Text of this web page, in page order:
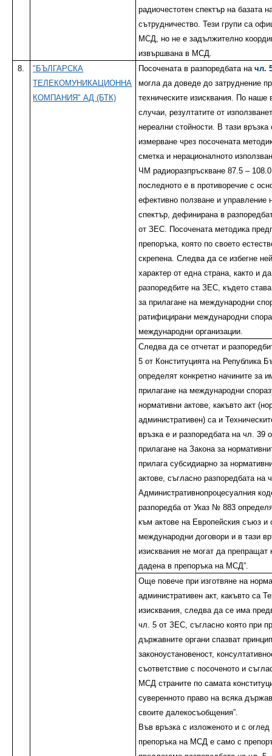
радиочестотен спектър на базата
сътрудничество. Тези групи са
МСД, но не е задължително
извършвана в МСД.
8.
"БЪЛГАРСКА
ТЕЛЕКОМУНИКАЦИОННА
КОМПАНИЯ" АД (БТК)
Посочената в разпоредбата начл.
могла да доведе до затруднение
техническите изисквания. По наше
случаи, резултатите от
нереални стойности. В тази връзка
измерване чрез посочената
сметка и нерационалното
ЧМ радиоразпръскване 87.5 –
последното е в противоречие с
ефективно ползване и управление
спектър, дефинирана в
от ЗЕС. Посочената методика
препоръка, която по своето
скрепена. Следва да се избегне
характер от една страна, както и
разпоредбите на ЗЕС, където
за прилагане на международни
ратифицирани международни
международни организации.
Следва да се отчетат и
5 от Конституцията на Република
определят конкретно начините за
прилагане на международни
нормативни актове, какъвто акт
административен) са и
връзка е и разпоредбата на чл. 39
прилагане на Закона за
прилага субсидиарно за
актове, съгласно разпоредбата на
Административнопроцесуалния
разпоредба от Указ № 883
към актове на Европейския съюз и
международни договори и в тази
изисквания не могат да препращат
дадена в препоръка на МСД”.
Още повече при изготвяне на
административен акт, какъвто са
изисквания, следва да се има
чл. 5 от ЗЕС, съгласно която при
държавните органи спазват
законоустановеност,
съответствие с посоченото и
МСД страните по самата
суверенното право на всяка
своите далекосъобщения”.
Във връзка с изложеното и с
препоръка на МСД е само с